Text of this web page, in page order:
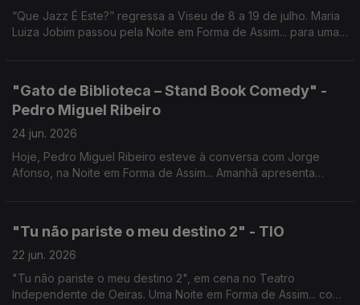
“Que Jazz É Este?” regressa a Viseu de 8 a 19 de julho. Maria
Luiza Jobim passou pela Noite em Forma de Assim... para uma
"Gato de Biblioteca – Stand Book Comedy" -
Pedro Miguel Ribeiro
24 jun. 2026
Hoje, Pedro Miguel Ribeiro esteve à conversa com Jorge
Afonso, na Noite em Forma de Assim... Amanhã apresenta
"Tu não pariste o meu destino 2" - TIO
22 jun. 2026
"Tu não pariste o meu destino 2", em cena no Teatro
Independente de Oeiras. Uma Noite em Forma de Assim... com